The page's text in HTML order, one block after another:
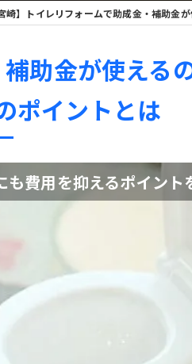
宮崎】トイレリフォームで助成金・補助金
助金が使える
ポイントとは
も費用を抑えるポイント